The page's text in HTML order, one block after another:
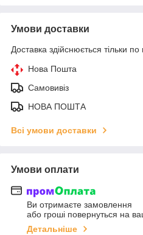
Умови доставки
Доставка здійснюється тільки по
Нова Пошта
Самовивіз
НОВА ПОШТА
Всі умови доставки
Умови оплати
Ви отримаєте замовлення
або гроші повернуться на
Детальніше